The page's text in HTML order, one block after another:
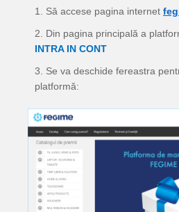
1. Să accese pagina internet
2. Din pagina principală a
INTRA IN CONT
3. Se va deschide fereastra
platformă: